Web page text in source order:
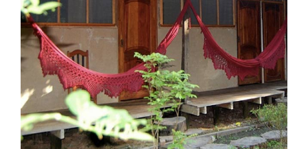
Lodge Sala